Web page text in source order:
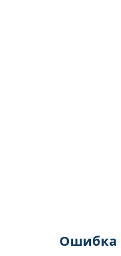
Ошибка